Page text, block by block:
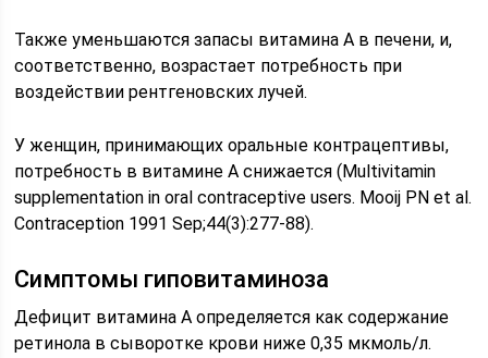
Также уменьшаются запасы витамина А в печени, и,
соответственно, возрастает потребность при
воздействии рентгеновских лучей.
У женщин, принимающих оральные контрацептивы,
потребность в витамине А снижается (Multivitamin
supplementation in oral contraceptive users. Mooij PN et al.
Contraception 1991 Sep;44(3):277-88).
Симптомы гиповитаминоза
Дефицит витамина А определяется как содержание
ретинола в сыворотке крови ниже 0,35 мкмоль/л.